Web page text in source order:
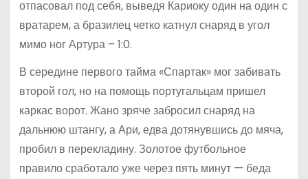
отпасовал под себя, выведя Кариоку один на один с
вратарем, а бразилец четко катнул снаряд в угол
мимо ног Артура – 1:0.
В середине первого тайма «Спартак» мог забивать
второй гол, но на помощь португальцам пришел
каркас ворот. Жано зряче забросил снаряд на
дальнюю штангу, а Ари, едва дотянувшись до мяча,
пробил в перекладину. Золотое футбольное
правило сработало уже через пять минут — беда